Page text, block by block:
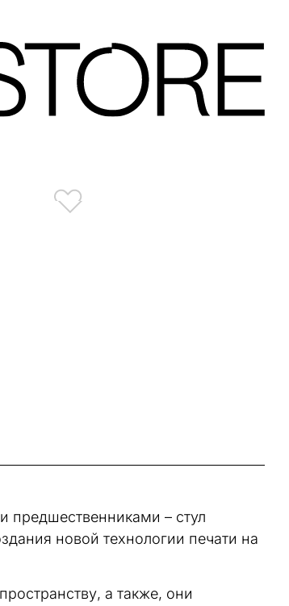
предшественниками – стул
новой технологии печати на
а также, они